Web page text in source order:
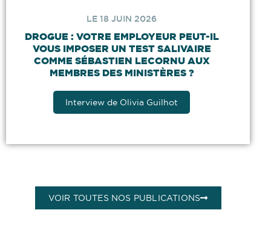
LE 18 JUIN 2026
DROGUE : VOTRE EMPLOYEUR PEUT-IL
VOUS IMPOSER UN TEST SALIVAIRE
COMME SÉBASTIEN LECORNU AUX
MEMBRES DES MINISTÈRES ?
Interview de Olivia Guilhot
VOIR TOUTES NOS PUBLICATIONS